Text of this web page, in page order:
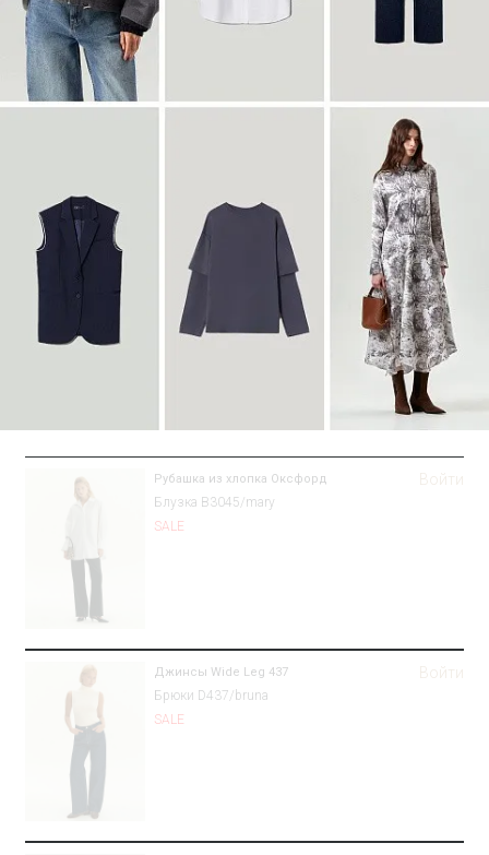
Войти
Рубашка из хлопка Оксфорд
Блузка B3045/mary
SALE
Войти
Джинсы Wide Leg 437
Брюки D437/bruna
SALE
Войти